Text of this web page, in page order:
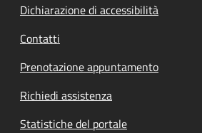
Dichiarazione di accessibilità
Contatti
Prenotazione appuntamento
Richiedi assistenza
Statistiche del portale